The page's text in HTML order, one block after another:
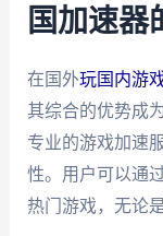
国加速器
在国外玩国内游
其综合的优势成
专业的游戏加速
性。用户可以通
热门游戏，无论